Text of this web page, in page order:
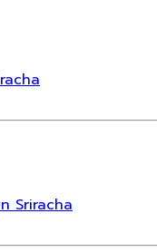
Sriracha